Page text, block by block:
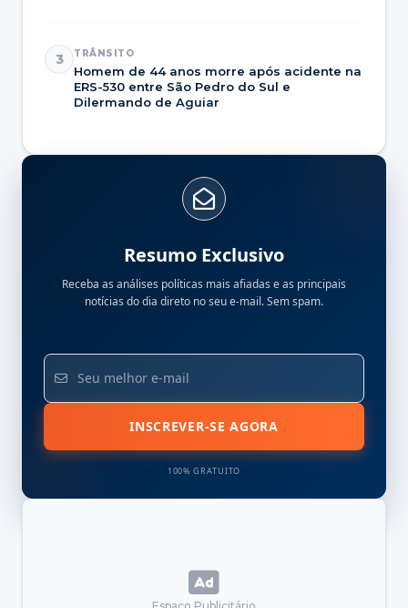
3 TRÂNSITO
Homem de 44 anos morre após acidente na
ERS-530 entre São Pedro do Sul e
Dilermando de Aguiar
Resumo Exclusivo
Receba as análises políticas mais afiadas e as principais
notícias do dia direto no seu e-mail. Sem spam.
INSCREVER-SE AGORA
100% GRATUITO